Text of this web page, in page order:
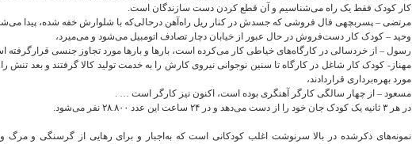
کار کودک فقط یک راه می‌شناسیم و آن قطع کردن دست سازندگان است.
مرتضی – پسربچه‍ی فال فروشی که جسدش در کنار ریل راه‌آهن درحالی‌که با شلوارش خفه‌ شده، پیدا
وحید – کودک کار دست‌فروش در حال عبور از خیابان دچار تصادف اتومبیل می‌شود و می‌میرد،
رسول – از خردسالی در کارگاه‌های خیاطی کار می‌کرده است، بارها و بارها مورد تجاوز جنسی قرارگرفته
مهناز- کودک کار شاغل در کارگاه تا سنین نوجوانی نیروی کارش را به خدمت تولید کالا گرفتند و بعد تنش
مورد بهره‌برداری قراردادند،
مسعود – از چهار سالگی کارگر آهنگری بوده است، اکنون نیز کارگر است … .
در هر ٣ ثانیه یک کودک جان خود را از دست می‌دهد و در ۲۴ ساعت این عدد ۲٨.٨۰۰ نفر می‌شود.
نمونه‌های ذکرشده در بالا سرنوشت اغلب کودکانی است که به‌اجبار و برای رهایی از گرسنگی و مرگ